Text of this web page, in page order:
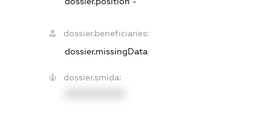
dossier.beneficiaries:
dossier.missingData
dossier.smida: